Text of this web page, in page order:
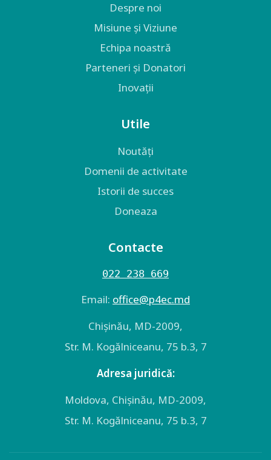
Despre noi
Misiune și Viziune
Echipa noastră
Parteneri și Donatori
Inovații
Utile
Noutăți
Domenii de activitate
Istorii de succes
Doneaza
Contacte
022 238 669
Email: оffice@p4ec.md
Chişinău, MD-2009,
Str. M. Kogălniceanu, 75 b.3, 7
Adresa juridică:
Moldova, Chişinău, MD-2009,
Str. M. Kogălniceanu, 75 b.3, 7